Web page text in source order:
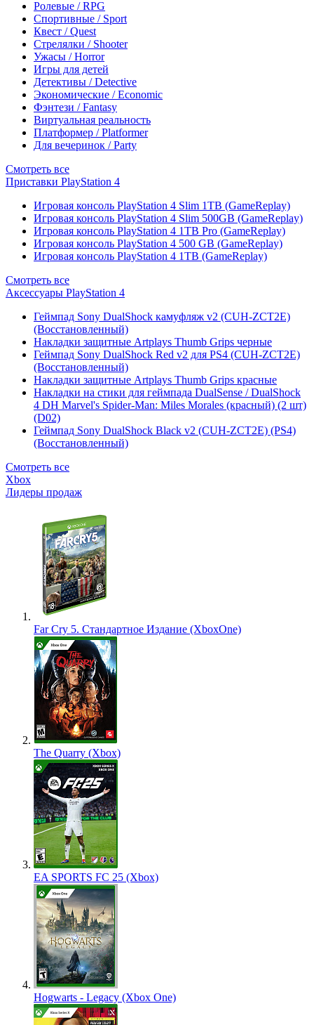
Ролевые / RPG
Спортивные / Sport
Квест / Quest
Стрелялки / Shooter
Ужасы / Horror
Игры для детей
Детективы / Detective
Экономические / Economic
Фэнтези / Fantasy
Виртуальная реальность
Платформер / Platformer
Для вечеринок / Party
Смотреть все
Приставки PlayStation 4
Игровая консоль PlayStation 4 Slim 1TB (GameReplay)
Игровая консоль PlayStation 4 Slim 500GB (GameReplay)
Игровая консоль PlayStation 4 1TB Pro (GameReplay)
Игровая консоль PlayStation 4 500 GB (GameReplay)
Игровая консоль PlayStation 4 1TB (GameReplay)
Смотреть все
Аксессуары PlayStation 4
Геймпад Sony DualShock камуфляж v2 (CUH-ZCT2E)
(Восстановленный)
Накладки защитные Artplays Thumb Grips черные
Геймпад Sony DualShock Red v2 для PS4 (CUH-ZCT2E)
(Восстановленный)
Накладки защитные Artplays Thumb Grips красные
Накладки на стики для геймпада DualSense / DualShock
4 DH Marvel's Spider-Man: Miles Morales (красный) (2 шт)
(D02)
Геймпад Sony DualShock Black v2 (CUH-ZCT2E) (PS4)
(Восстановленный)
Смотреть все
Xbox
Лидеры продаж
Far Cry 5. Стандартное Издание (XboxOne)
The Quarry (Xbox)
EA SPORTS FC 25 (Xbox)
Hogwarts - Legacy (Xbox One)